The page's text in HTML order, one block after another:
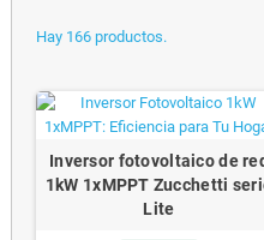
Hay 166 productos.
Inversor fotovoltaico de
1kW 1xMPPT Zucchetti
Lite